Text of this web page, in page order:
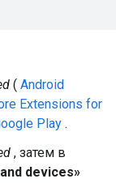
( Android
Extensions for
Play .
, затем в
devices»